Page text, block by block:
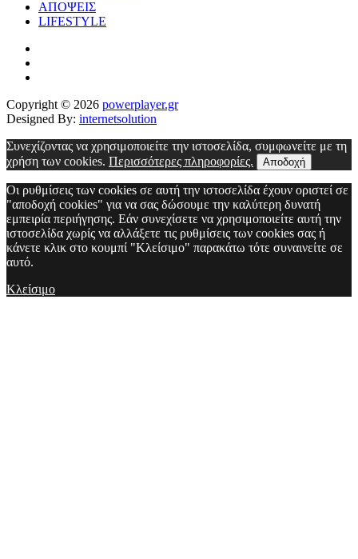
ΑΠΟΨΕΙΣ
LIFESTYLE
Copyright © 2026 powerplayer.gr
Designed By: internetsolution
Συνεχίζοντας να χρησιμοποιείτε την ιστοσελίδα, συμφωνείτε με τη
χρήση των cookies. Περισσότερες πληροφορίες. Αποδοχή
Οι ρυθμίσεις των cookies σε αυτή την ιστοσελίδα έχουν οριστεί σε
"αποδοχή cookies" για να σας δώσουμε την καλύτερη δυνατή
εμπειρία περιήγησης. Εάν συνεχίσετε να χρησιμοποιείτε αυτή την
ιστοσελίδα χωρίς να αλλάξετε τις ρυθμίσεις των cookies σας ή
κάνετε κλικ στο κουμπί "Κλείσιμο" παρακάτω τότε συναινείτε σε
αυτό.
Κλείσιμο